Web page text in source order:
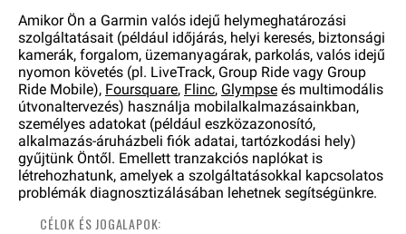
Amikor Ön a Garmin valós idejű helymeghatározási
szolgáltatásait (például időjárás, helyi keresés, biztonsági
kamerák, forgalom, üzemanyagárak, parkolás, valós idejű
nyomon követés (pl. LiveTrack, Group Ride vagy Group
Ride Mobile), Foursquare, Flinc, Glympse és multimodális
útvonaltervezés) használja mobilalkalmazásainkban,
személyes adatokat (például eszközazonosító,
alkalmazás-áruházbeli fiók adatai, tartózkodási hely)
gyűjtünk Öntől. Emellett tranzakciós naplókat is
létrehozhatunk, amelyek a szolgáltatásokkal kapcsolatos
problémák diagnosztizálásában lehetnek segítségünkre.
CÉLOK ÉS JOGALAPOK: